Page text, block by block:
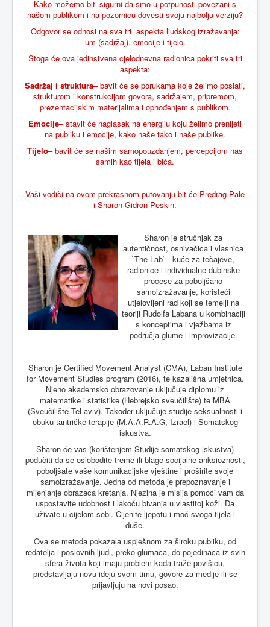
Kako možemo biti sigurni da smo u potpunosti povezani s
našom publikom i na pozornicu dovesti svoju najbolju verziju?
Odgovor se odnosi na sva tri aspekta ljudskog izražavanja:
um (sadržaj), emocije i tijelo.
Stoga će ova jedinstvena cjelodnevna radionica pokriti sva tri
aspekta:
Sadržaj i struktura– bavit će se porukama koje želimo poslati,
strukturom i konstrukcijom govora, sadržajem, pripremom,
prezentacijskim materijalima i ophođenjem s publikom.
Emocije– stavit će naglasak na energiju koju želimo prenijeti
na publiku i emocije, kako naše tako i naše publike.
Tijelo– bavit će se našim samopouzdanjem, percepcijom nas
samih kao tijela i bića.
Vaši vodiči na ovom prekrasnom putovanju bit će Predrag Pale
i Sharon Gidron Peskin.
Sharon je stručnjak za
autentičnost, osnivačica i vlasnica
`The Lab` - kuće za tečajeve,
radionice i individualne dubinske
procese za poboljšano
samoizražavanje, koristeći
utjelovljeni rad koji se temelji na
teoriji Rudolfa Labana u kombinaciji
s konceptima i vježbama iz
područja glume i improvizacije.
Sharon je Certified Movement Analyst (CMA), Laban Institute
for Movement Studies program (2016), te kazališna umjetnica.
Njeno akademsko obrazovanje uključuje diplomu iz
matematike i statistike (Hebrejsko sveučilište) te MBA
(Sveučilište Tel-aviv). Također uključuje studije seksualnosti i
obuku tantričke terapije (M.A.A.R.A.G, Izrael) i Somatskog
iskustva.
Sharon će vas (korištenjem Studije somatskog iskustva)
podučiti da se oslobodite treme ili blage socijalne anksioznosti,
poboljšate vaše komunikacijske vještine i proširite svoje
samoizražavanje. Jedna od metoda je prepoznavanje i
mijenjanje obrazaca kretanja. Njezina je misija pomoći vam da
uspostavite udobnost i lakoću bivanja u vlastitoj koži. Da
uživate u cijelom sebi. Cijenite ljepotu i moć svoga tijela i
duše.
Ova se metoda pokazala uspješnom za široku publiku, od
redatelja i poslovnih ljudi, preko glumaca, do pojedinaca iz svih
sfera života koji imaju problem kada traže povišicu,
predstavljaju novu ideju svom timu, govore za medije ili se
prijavljuju na novi posao.